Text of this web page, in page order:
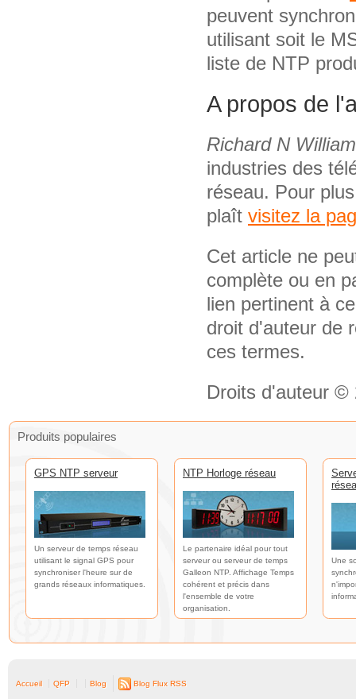
peuvent
utilisant soit le
liste de NTP
A propos de
Richard N
industries des
réseau. Pour
plaît visitez la
Cet article ne
complète ou en
lien pertinent à
droit d'auteur de
ces termes.
Droits d'auteur ©
Produits populaires
GPS NTP serveur
Un serveur de temps réseau
utilisant le signal GPS pour
synchroniser l'heure sur de
grands réseaux informatiques.
NTP Horloge réseau
Le partenaire idéal pour tout
serveur ou serveur de temps
Galleon NTP. Affichage Temps
cohérent et précis dans
l'ensemble de votre
organisation.
Une
Accueil QFP Blog Blog Flux RSS